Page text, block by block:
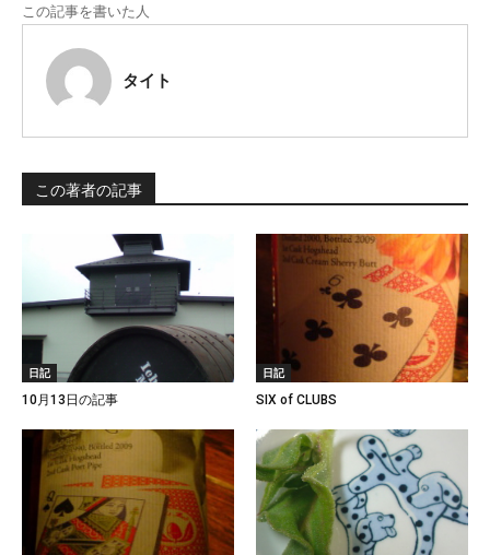
この記事を書いた人
タイト
この著者の記事
日記
10月13日の記事
日記
SIX of CLUBS